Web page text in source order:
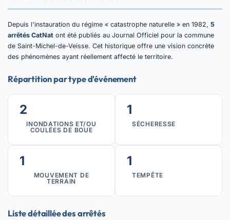
Depuis l'instauration du régime « catastrophe naturelle » en 1982, 5
arrêtés CatNat ont été publiés au Journal Officiel pour la commune
de Saint-Michel-de-Veisse. Cet historique offre une vision concrète
des phénomènes ayant réellement affecté le territoire.
Répartition par type d'événement
2
INONDATIONS ET/OU
COULÉES DE BOUE
1
SÉCHERESSE
1
MOUVEMENT DE
TERRAIN
1
TEMPÊTE
Liste détaillée des arrêtés